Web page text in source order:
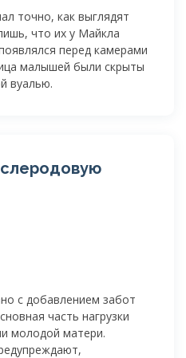
точно, как выглядят
что их у Майкла
перед камерами
малышей были скрыты
вуалью.
с добавлением забот
часть нагрузки
молодой матери.